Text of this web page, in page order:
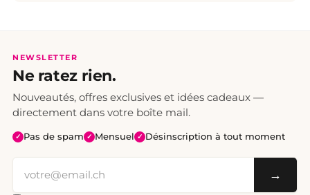
NEWSLETTER
Ne ratez rien.
Nouveautés, offres exclusives et idées cadeaux —
directement dans votre boîte mail.
✓ Pas de spam ✓ Mensuel ✓ Désinscription à tout moment
→